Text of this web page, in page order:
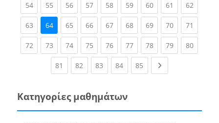
54(current)
55(current)
56(current)
57(current)
58(current)
59(current)
60(current)
61 (current)
62
63(current)
64 65(current)
66(current)
67(current)
68(current)
69(current)
70(current)
71
72(current)
73(current)
74(current)
75(current)
76(current)
77(current)
78(current)
79(current)
80
81 (current)
82 (current)
83 (current)
84(current)
85 (current)Next page
Κατηγορίες μαθημάτων